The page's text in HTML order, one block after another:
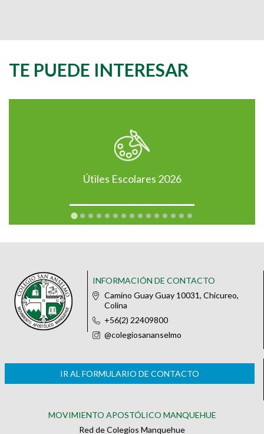
TE PUEDE INTERESAR
Útiles Escolares 2026
INFORMACIÓN DE CONTACTO
Camino Guay Guay 10031, Chicureo,
Colina
+56(2) 22409800
@colegiosananselmo
IR AL FORMULARIO DE CONTACTO
MOVIMIENTO APOSTÓLICO MANQUEHUE
Red de Colegios Manquehue